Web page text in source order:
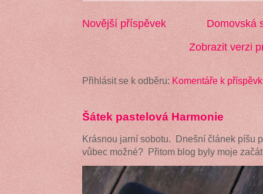
Novější příspěvek
Domovská
Zobrazit verzi
Přihlásit se k odběru: Komentáře k
Šátek pastelová Harmonie
Krásnou jarní sobotu. Dnešní článek píšu
vůbec možné? Přitom blog byly moje